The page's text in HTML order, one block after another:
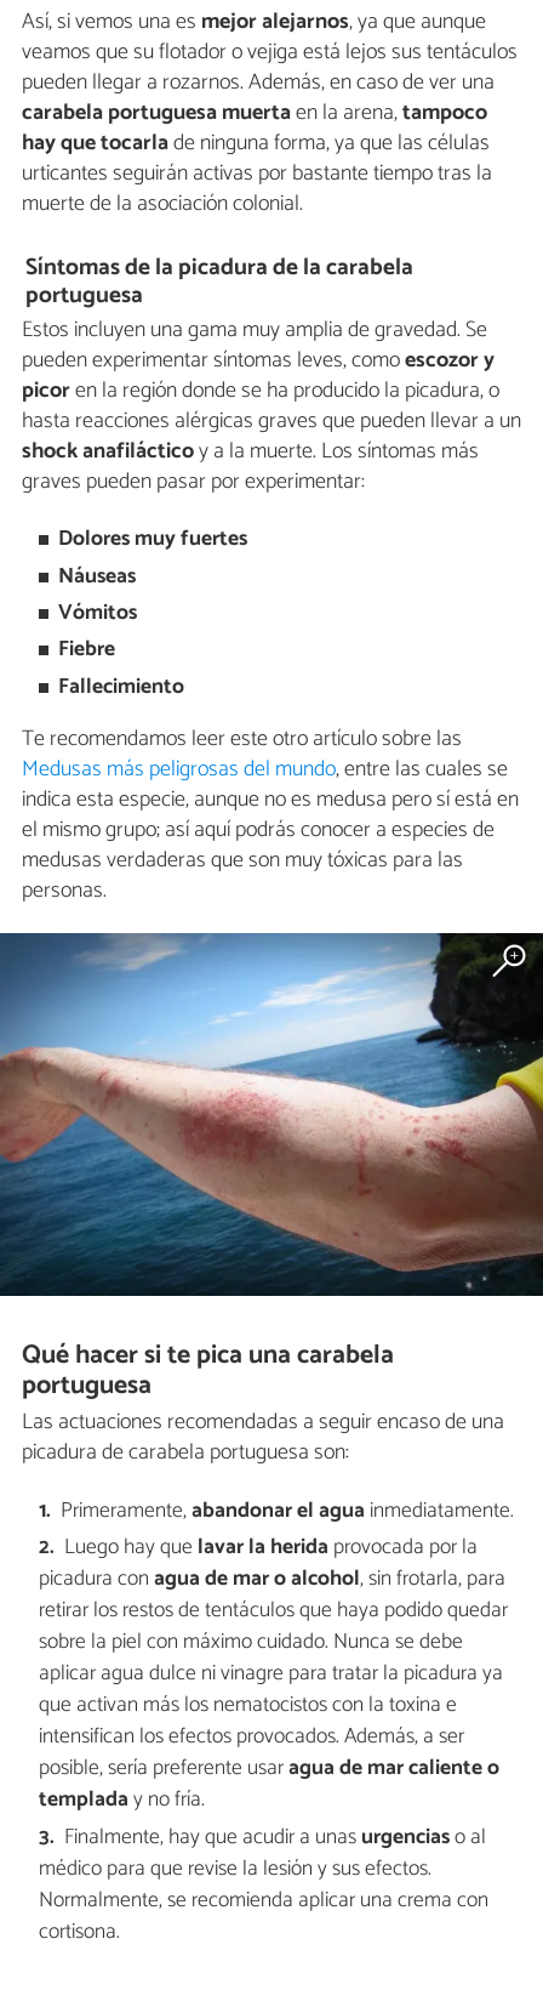
Así, si vemos una es mejor alejarnos, ya que aunque
veamos que su flotador o vejiga está lejos sus tentáculos
pueden llegar a rozarnos. Además, en caso de ver una
carabela portuguesa muertaen la arena,tampoco
hay que tocarlade ninguna forma, ya que las células
urticantes seguirán activas por bastante tiempo tras la
muerte de la asociación colonial.
Síntomas de la picadura de la carabela
portuguesa
Estos incluyen una gama muy amplia de gravedad. Se
pueden experimentar síntomas leves, comoescozor y
picoren la región donde se ha producido la picadura, o
hasta reacciones alérgicas graves que pueden llevar a un
shock anafilácticoy a la muerte. Los síntomas más
graves pueden pasar por experimentar:
Dolores muy fuertes
Náuseas
Vómitos
Fiebre
Fallecimiento
Te recomendamos leer este otro artículo sobre las
Medusas más peligrosas del mundo, entre las cuales se
indica esta especie, aunque no es medusa pero sí está en
el mismo grupo; así aquí podrás conocer a especies de
medusas verdaderas que son muy tóxicas para las
personas.
Qué hacer si te pica una carabela
portuguesa
Las actuaciones recomendadas a seguir encaso de una
picadura de carabela portuguesa son:
Primeramente,abandonar el agua inmediatamente.
Luego hay que lavar la herida provocada por la
picadura conagua de mar o alcohol, sin frotarla, para
retirar los restos de tentáculos que haya podido quedar
sobre la piel con máximo cuidado. Nunca se debe
aplicar agua dulce ni vinagre para tratar la picadura ya
que activan más los nematocistos con la toxina e
intensifican los efectos provocados. Además, a ser
posible, sería preferente usaragua de mar caliente o
templaday no fría.
Finalmente, hay que acudir a unasurgenciaso al
médico para que revise la lesión y sus efectos.
Normalmente, se recomienda aplicar una crema con
cortisona.